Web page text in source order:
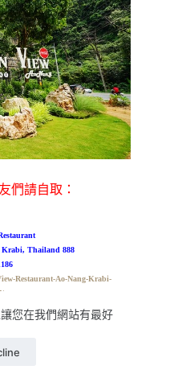
您在我們網站有最好
們請自取：
Krabi, Thailand 888
Restaurant-Ao-Nang-Krabi-
服務哦！！